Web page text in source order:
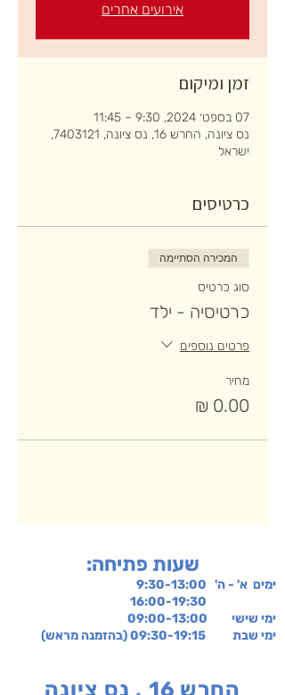
אירועים אחרים
זמן ומיקום
07 בספט׳ 2024, 9:30 – 11:45
נס ציונה, החרש 16, נס ציונה, 7403121,
ישראל
כרטיסים
המכירה הסתיימה
סוג כרטיס
כרטיסיה - ילד
פרטים נוספים
מחיר
:שעות פתיחה
ימים א' - ה' 9:30-13:00
ימי שישי 09:00-13:00
ימי שבת 09:30-19:15 (בהזמנה מראש)
החרש 16 , נס ציונה